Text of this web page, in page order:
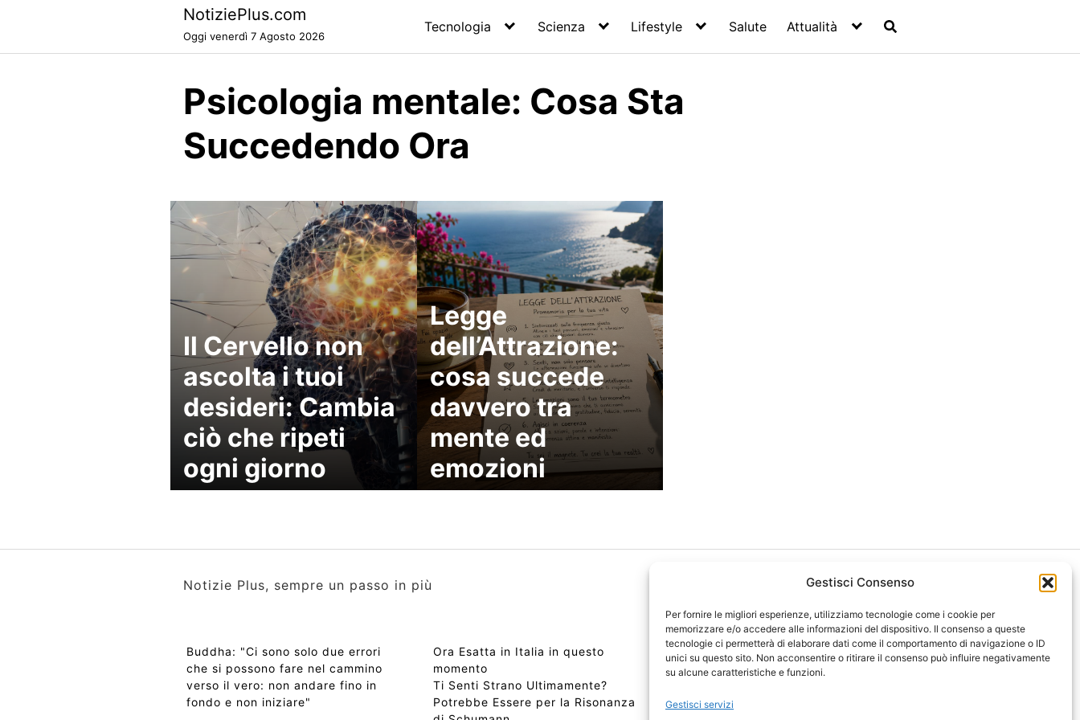
Gestisci Consenso
Per fornire le migliori esperienze, utilizziamo tecnologie come i cookie per
memorizzare e/o accedere alle informazioni del dispositivo. Il consenso a queste
tecnologie ci permetterà di elaborare dati come il comportamento di navigazione o ID
unici su questo sito. Non acconsentire o ritirare il consenso può influire negativamente
su alcune caratteristiche e funzioni.
Gestisci servizi
NotiziePlus.com
Oggi venerdì 7 Agosto 2026
Tecnologia Scienza Lifestyle Salute Attualità
Psicologia mentale: Cosa Sta
Succedendo Ora
Il Cervello non
ascolta i tuoi
desideri: Cambia
ciò che ripeti
ogni giorno
Legge
dell’Attrazione:
cosa succede
davvero tra
mente ed
emozioni
Notizie Plus, sempre un passo in più
Buddha: "Ci sono solo due errori
che si possono fare nel cammino
verso il vero: non andare fino in
fondo e non iniziare"
Ora Esatta in Italia in questo
momento
Ti Senti Strano Ultimamente?
Potrebbe Essere per la Risonanza
Copyright 2026 NotiziePlus.com
Edizioni Web4Star
📰 Contenuto Umano Verificato